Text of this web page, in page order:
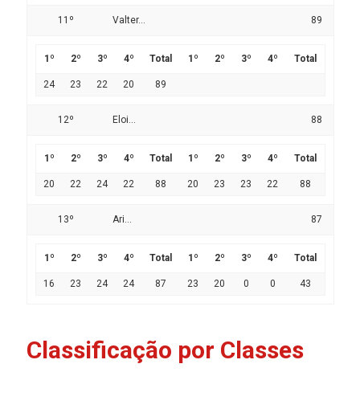
11º Valter... 89
1º 2º 3º 4º Total 1º 2º 3º 4º Total
24 23 22 20 89
12º Eloi... 88
1º 2º 3º 4º Total 1º 2º 3º 4º Total
20 22 24 22 88 20 23 23 22 88
13º Ari... 87
1º 2º 3º 4º Total 1º 2º 3º 4º Total
16 23 24 24 87 23 20 0 0 43
Classificação por Classes